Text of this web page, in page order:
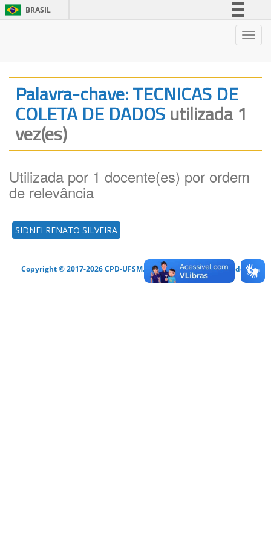
BRASIL
Legislação
Canais
Palavra-chave: TECNICAS DE
COLETA DE DADOSutilizada 1
vez(es)
Utilizada por 1 docente(es) por ordem
de relevância
SIDNEI RENATO SILVEIRA
Copyright © 2017-2026 CPD-UFSM. Todos os direitos reservados.